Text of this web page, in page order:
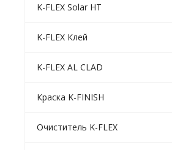
K-FLEX Solar HT
K-FLEX Клей
K-FLEX AL CLAD
Краска K-FINISH
Очиститель K-FLEX